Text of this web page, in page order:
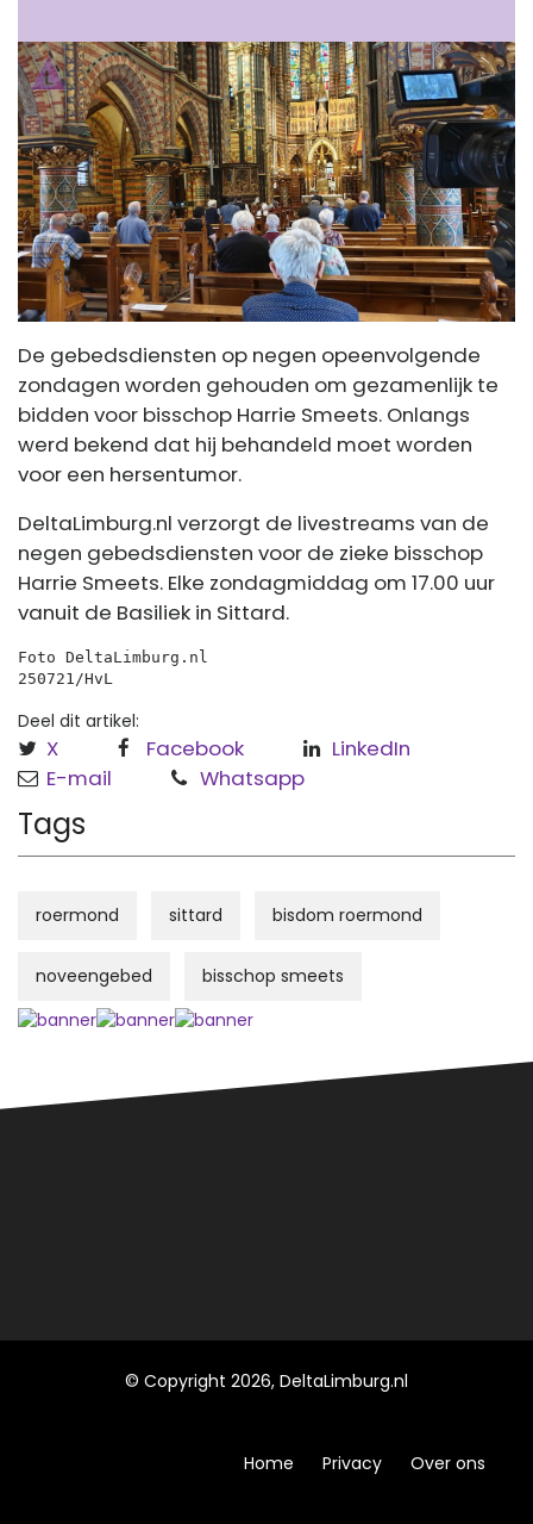
De gebedsdiensten op negen opeenvolgende
zondagen worden gehouden om gezamenlijk te
bidden voor bisschop Harrie Smeets. Onlangs
werd bekend dat hij behandeld moet worden
voor een hersentumor.
DeltaLimburg.nl verzorgt de livestreams van de
negen gebedsdiensten voor de zieke bisschop
Harrie Smeets. Elke zondagmiddag om 17.00 uur
vanuit de Basiliek in Sittard.
Foto DeltaLimburg.nl
250721/HvL
Deel dit artikel:
X Facebook
LinkedIn
E-mail
Whatsapp
Tags
roermond sittard bisdom roermond
noveengebed bisschop smeets
© Copyright 2026, DeltaLimburg.nl
Home Privacy Over ons